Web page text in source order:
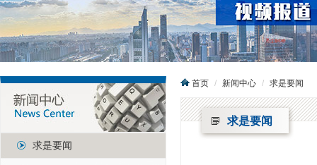
求是要闻
首页 新闻中心 求是要闻
求是要闻